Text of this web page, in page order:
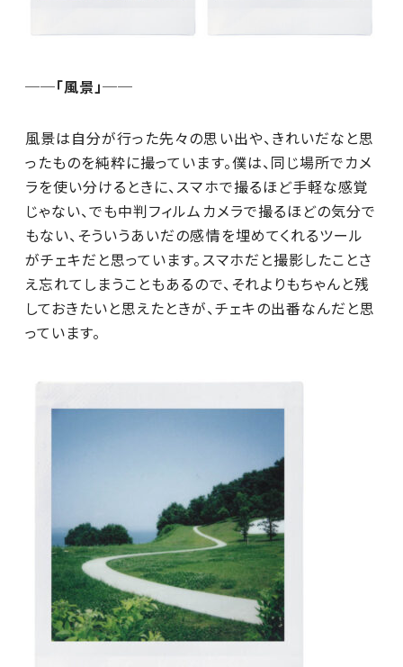
──「風景」──
風景は自分が行った先々の思い出や、きれいだなと思
ったものを純粋に撮っています。僕は、同じ場所でカメ
ラを使い分けるときに、スマホで撮るほど手軽な感覚
じゃない、でも中判フィルムカメラで撮るほどの気分で
もない、そういうあいだの感情を埋めてくれるツール
がチェキだと思っています。スマホだと撮影したことさ
え忘れてしまうこともあるので、それよりもちゃんと残
しておきたいと思えたときが、チェキの出番なんだと思
っています。